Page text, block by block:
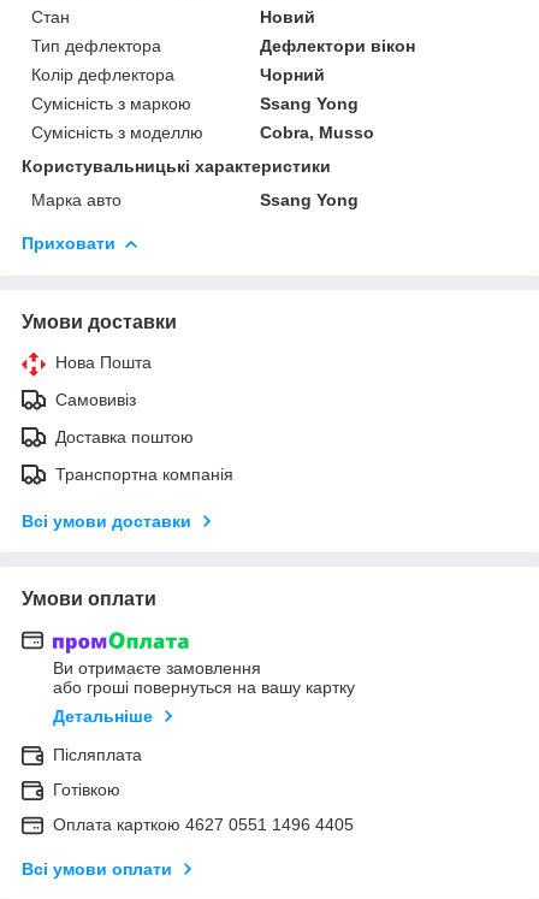
Стан
Новий
Тип дефлектора
Дефлектори вікон
Колір дефлектора
Чорний
Сумісність з маркою
Ssang Yong
Сумісність з моделлю
Cobra, Musso
Користувальницькі характеристики
Марка авто
Ssang Yong
Приховати
Умови доставки
Нова Пошта
Самовивіз
Доставка поштою
Транспортна компанія
Всі умови доставки
Умови оплати
Ви отримаєте замовлення
або гроші повернуться на вашу картку
Детальніше
Післяплата
Готівкою
Оплата карткою 4627 0551 1496 4405
Всі умови оплати